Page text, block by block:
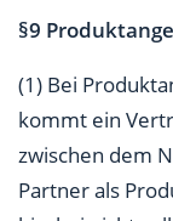
§9
(1) Bei
kommt ein
zwischen dem
Partner als